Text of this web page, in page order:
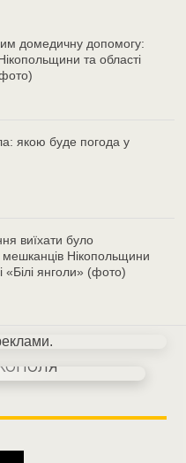
домедичну допомогу:
та області
якою буде погода у
виїхати було
мешканців Нікопольщини
«Білі янголи» (фото)